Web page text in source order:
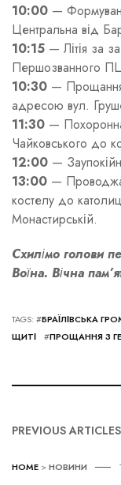
10:00 —
Центральна від
10:15 — Літія за
Першозванного
10:30 — Прощання
адресою вул.
11:30 —
Чайковського до
12:00 —
13:00 —
костелу до
Монастирській.
Схилімо голови
Воїна. Вічна
TAGS: #БРАЇЛІВСЬКА
ЩИТІ
#ПРОЩАННЯ З
PREVIOUS ARTICLES
HOME >НОВИНИ